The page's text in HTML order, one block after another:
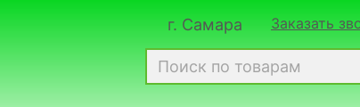
г. Самара Заказать